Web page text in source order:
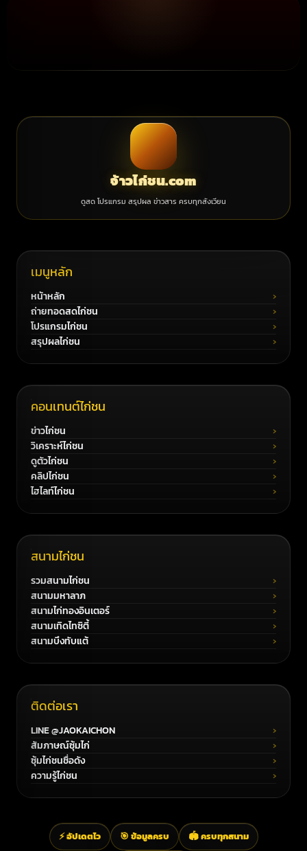
จ้าวไก่ชน.com
ดูสด โปรแกรม สรุปผล ข่าวสาร ครบทุกสังเวียน
เมนูหลัก
หน้าหลัก
ถ่ายทอดสดไก่ชน
โปรแกรมไก่ชน
สรุปผลไก่ชน
คอนเทนต์ไก่ชน
ข่าวไก่ชน
วิเคราะห์ไก่ชน
ดูตัวไก่ชน
คลิปไก่ชน
ไฮไลท์ไก่ชน
สนามไก่ชน
รวมสนามไก่ชน
สนามมหาลาภ
สนามไก่ทองอินเตอร์
สนามเทิดไทซิตี้
สนามบึงทับแต้
ติดต่อเรา
LINE @JAOKAICHON
สัมภาษณ์ซุ้มไก่
ซุ้มไก่ชนชื่อดัง
ความรู้ไก่ชน
⚡ อัปเดตไว 🎯 ข้อมูลครบ 🏟️ ครบทุกสนาม